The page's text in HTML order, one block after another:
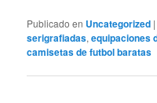
Publicado en Uncategorized |
serigrafiadas,equipaciones
camisetas de futbol baratas